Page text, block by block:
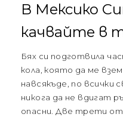
В Мексико
качвайте в
Бях си подготвила
кола, която да ме
навсякъде, по
никога да не вдигат
опасни. Две трети